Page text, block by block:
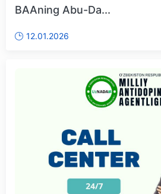
BAAning Abu-Da...
12.01.2026